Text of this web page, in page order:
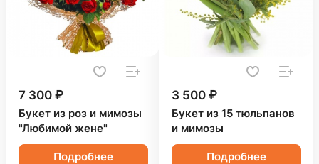
7 300 ₽
Букет из роз и мимозы
"Любимой жене"
Подробнее
3 500 ₽
Букет из 15 тюльпанов
и мимозы
Подробнее